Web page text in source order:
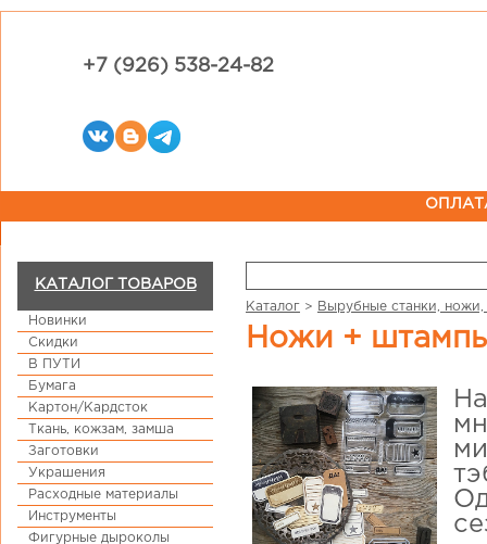
+7 (926) 538-24-82
КАТАЛОГ ТОВАРОВ
Новинки
Скидки
В ПУТИ
Бумага
Картон/Кардсток
Ткань, кожзам, замша
Заготовки
Украшения
Расходные материалы
Инструменты
Фигурные дыроколы
Каталог > Вырубные станки, ножи,
Ножи +